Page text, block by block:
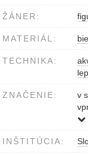
ŽÁNER:
MATERIÁL:
TECHNIKA:
ZNAČENIE:
v
INŠTITÚCIA: